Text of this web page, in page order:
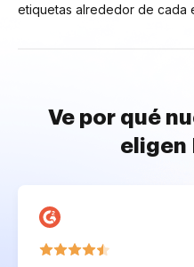
etiquetas alrededor de cada
Ve por qué
eligen